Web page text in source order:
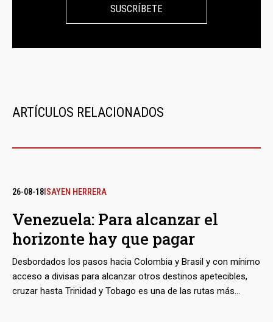
SUSCRÍBETE
ARTÍCULOS RELACIONADOS
26-08-18 ISAYEN HERRERA
Venezuela: Para alcanzar el
horizonte hay que pagar
Desbordados los pasos hacia Colombia y Brasil y con mínimo
acceso a divisas para alcanzar otros destinos apetecibles,
cruzar hasta Trinidad y Tobago es una de las rutas más